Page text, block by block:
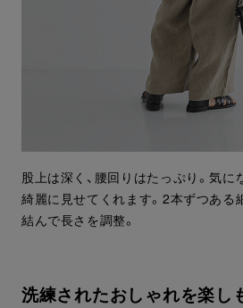
股上は深く、腰回りはたっぷり。気
綺麗に見せてくれます。2本ずつある
結んで長さを調整。
洗練されたおしゃれを楽し